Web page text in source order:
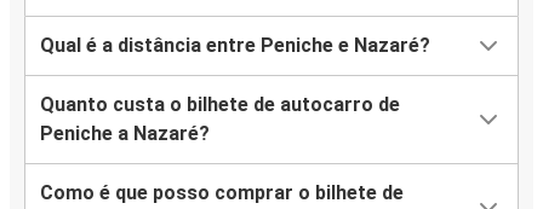
Qual é a distância entre Peniche e Nazaré?
Quanto custa o bilhete de autocarro de
Peniche a Nazaré?
Como é que posso comprar o bilhete de